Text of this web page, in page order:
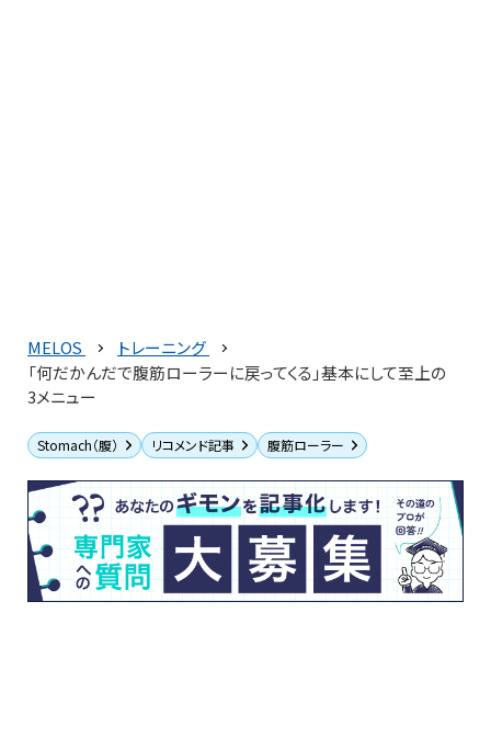
MELOS
トレーニング
「何だかんだで腹筋ローラーに戻ってくる」基本にして至上の
3メニュー
Stomach（腹） リコメンド記事 腹筋ローラー